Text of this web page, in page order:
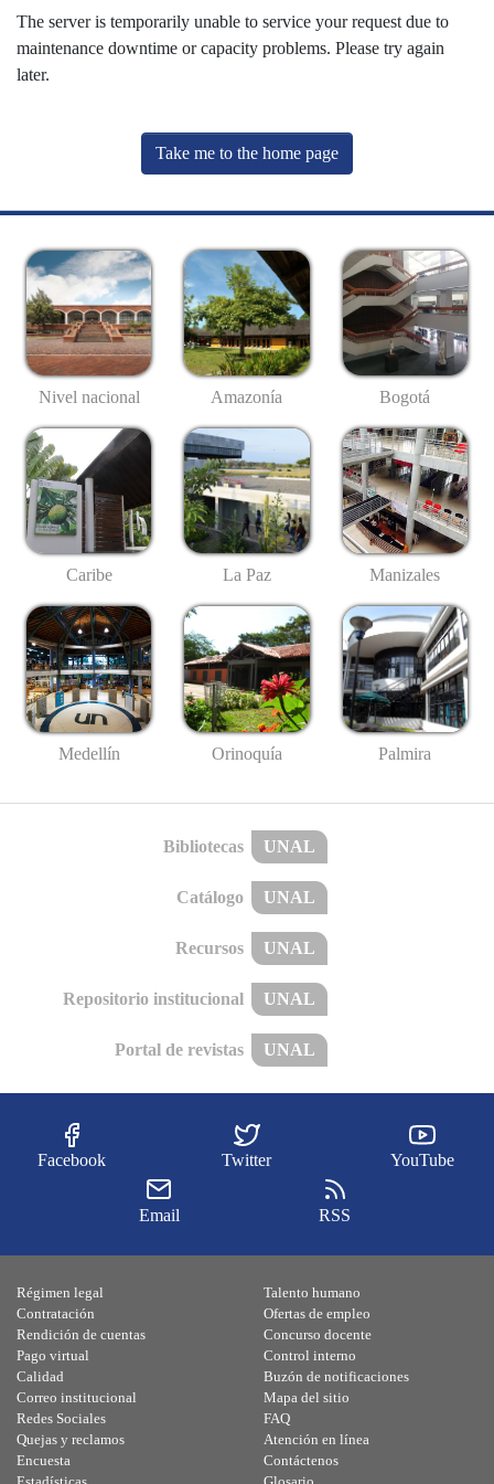
The server is temporarily unable to service your request due to
maintenance downtime or capacity problems. Please try again
later.
Take me to the home page
Nivel nacional Amazonía Bogotá
Caribe La Paz Manizales
Medellín Orinoquía Palmira
Bibliotecas UNAL
Catálogo UNAL
Recursos UNAL
Repositorio institucional UNAL
Portal de revistas UNAL
Facebook Twitter YouTube
Email RSS
Régimen legal
Contratación
Rendición de cuentas
Pago virtual
Calidad
Talento humano
Ofertas de empleo
Concurso docente
Control interno
Buzón de notificaciones
Correo institucional
Redes Sociales
Quejas y reclamos
Encuesta
Mapa del sitio
FAQ
Atención en línea
Contáctenos